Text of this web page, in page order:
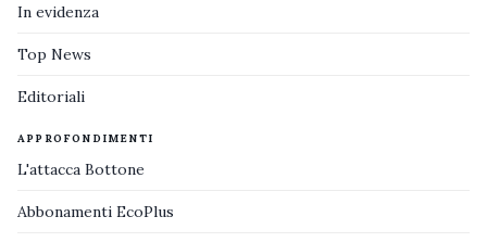
In evidenza
Top News
Editoriali
APPROFONDIMENTI
L'attacca Bottone
Abbonamenti EcoPlus